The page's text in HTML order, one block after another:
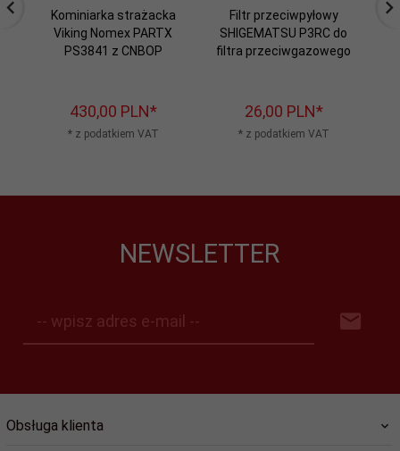
Kominiarka strażacka
Viking Nomex PARTX
PS3841 z CNBOP
430,00 PLN*
* z podatkiem VAT
Filtr przeciwpyłowy
SHIGEMATSU P3RC do
filtra przeciwgazowego
26,00 PLN*
* z podatkiem VAT
NEWSLETTER
-- wpisz adres e-mail --
Obsługa klienta